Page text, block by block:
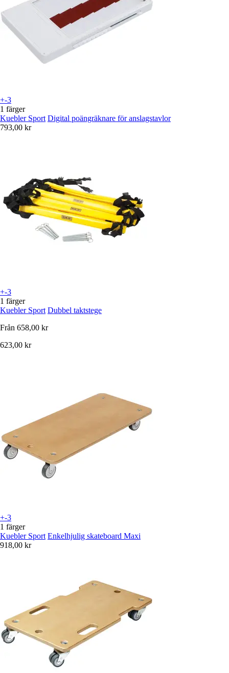
+-3
1 färger
Kuebler Sport Digital poängräknare för anslagstavlor
793,00 kr
+-3
1 färger
Kuebler Sport Dubbel taktstege
Från 658,00 kr
623,00 kr
+-3
1 färger
Kuebler Sport Enkelhjulig skateboard Maxi
918,00 kr